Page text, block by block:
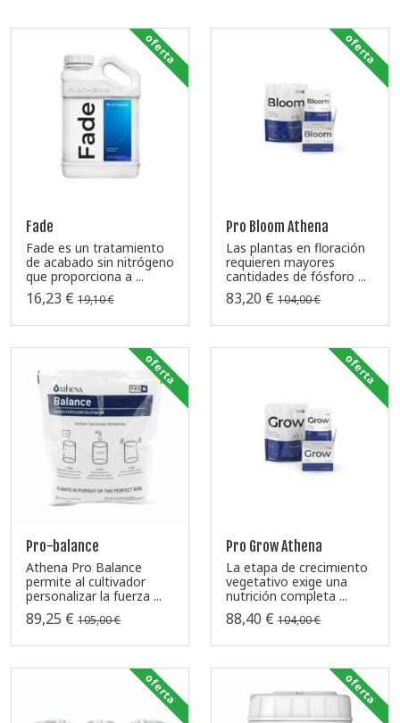
Fade
Fade es un tratamiento
de acabado sin nitrógeno
que proporciona a ...
16,23 € 19,10 €
oferta
Pro Bloom Athena
Las plantas en floración
requieren mayores
cantidades de fósforo ...
83,20 € 104,00 €
oferta
Pro-balance
Athena Pro Balance
permite al cultivador
personalizar la fuerza ...
89,25 € 105,00 €
oferta
Pro Grow Athena
La etapa de crecimiento
vegetativo exige una
nutrición completa ...
88,40 € 104,00 €
oferta
oferta oferta